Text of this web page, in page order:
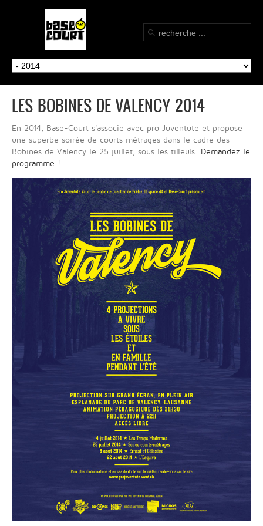
LES BOBINES DE VALENCY 2014
En 2014, Base-Court s'associe avec pro Juventute et propose
une superbe soirée de courts métrages dans le cadre des
Bobines de Valency le 25 juillet, sous les tilleuls. Demandez le
programme !